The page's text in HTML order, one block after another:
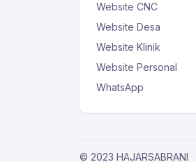
Website CNC
Website Desa
Website Klinik
Website Personal
WhatsApp
© 2023 HAJARSABRANI